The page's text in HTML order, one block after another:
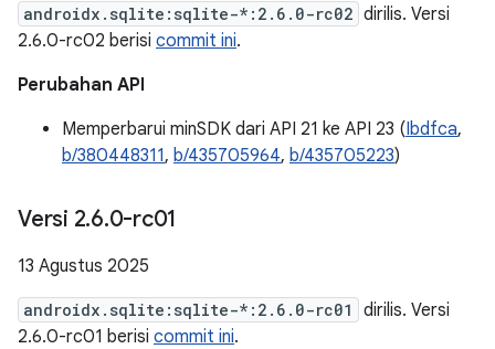
androidx.sqlite:sqlite-*:2.6.0-rc02 dirilis. Versi
2.6.0-rc02 berisi commit ini.
Perubahan API
Memperbarui minSDK dari API 21 ke API 23 (Ibdfca,
b/380448311, b/435705964, b/435705223)
Versi 2.6.0-rc01
13 Agustus 2025
androidx.sqlite:sqlite-*:2.6.0-rc01
dirilis. Versi
2.6.0-rc01 berisi commit ini.